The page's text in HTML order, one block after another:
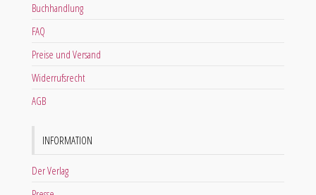
Buchhandlung
FAQ
Preise und Versand
Widerrufsrecht
AGB
INFORMATION
Der Verlag